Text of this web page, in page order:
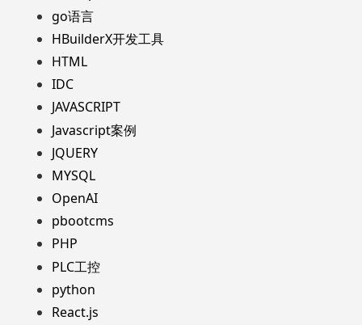
go语言
HBuilderX开发工具
HTML
IDC
JAVASCRIPT
Javascript案例
JQUERY
MYSQL
OpenAI
pbootcms
PHP
PLC工控
python
React.js